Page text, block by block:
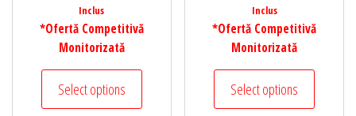
Inclus
*Ofertă Competitivă
Monitorizată
Select options
Inclus
*Ofertă Competitivă
Monitorizată
Select options